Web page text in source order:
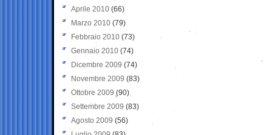
Aprile 2010 (66)
Marzo 2010 (79)
Febbraio 2010 (73)
Gennaio 2010 (74)
Dicembre 2009 (74)
Novembre 2009 (83)
Ottobre 2009 (90)
Settembre 2009 (83)
Agosto 2009 (56)